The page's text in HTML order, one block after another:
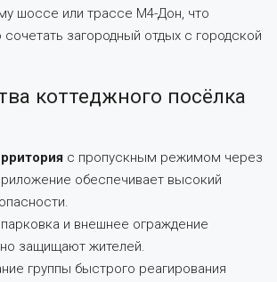
шоссе или трассе М4-Дон, что
загородный отдых с городской
коттеджного посёлка
с пропускным режимом через
обеспечивает высокий
и внешнее ограждение
защищают жителей.
группы быстрого реагирования